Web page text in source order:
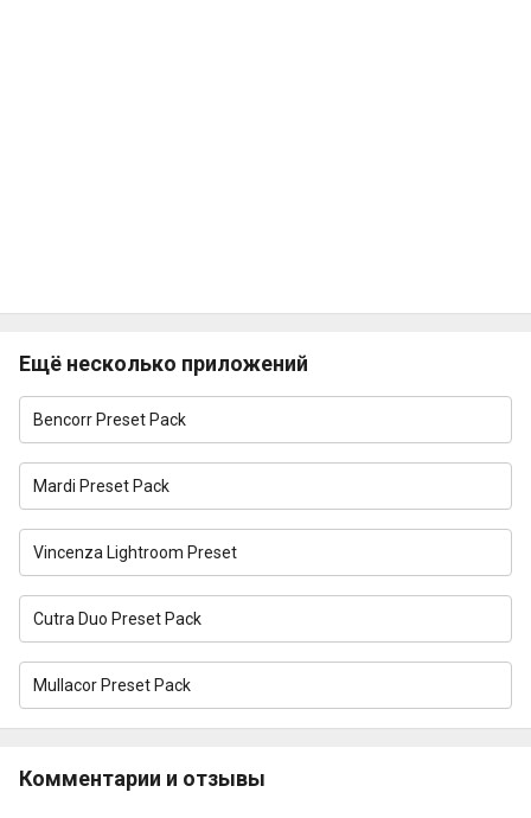
Ещё несколько приложений
Bencorr Preset Pack
Mardi Preset Pack
Vincenza Lightroom Preset
Cutra Duo Preset Pack
Mullacor Preset Pack
Комментарии и отзывы